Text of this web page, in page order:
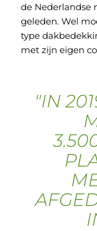
de Nederlandse
geleden. Wel
type
met zijn eigen
"IN